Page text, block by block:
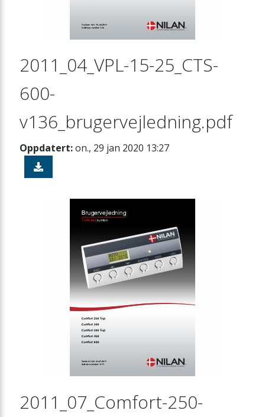
2011_04_VPL-15-25_CTS-
600-
v136_brugervejledning.pdf
Oppdatert:on., 29 jan 2020 13:27
2011_07_Comfort-250-